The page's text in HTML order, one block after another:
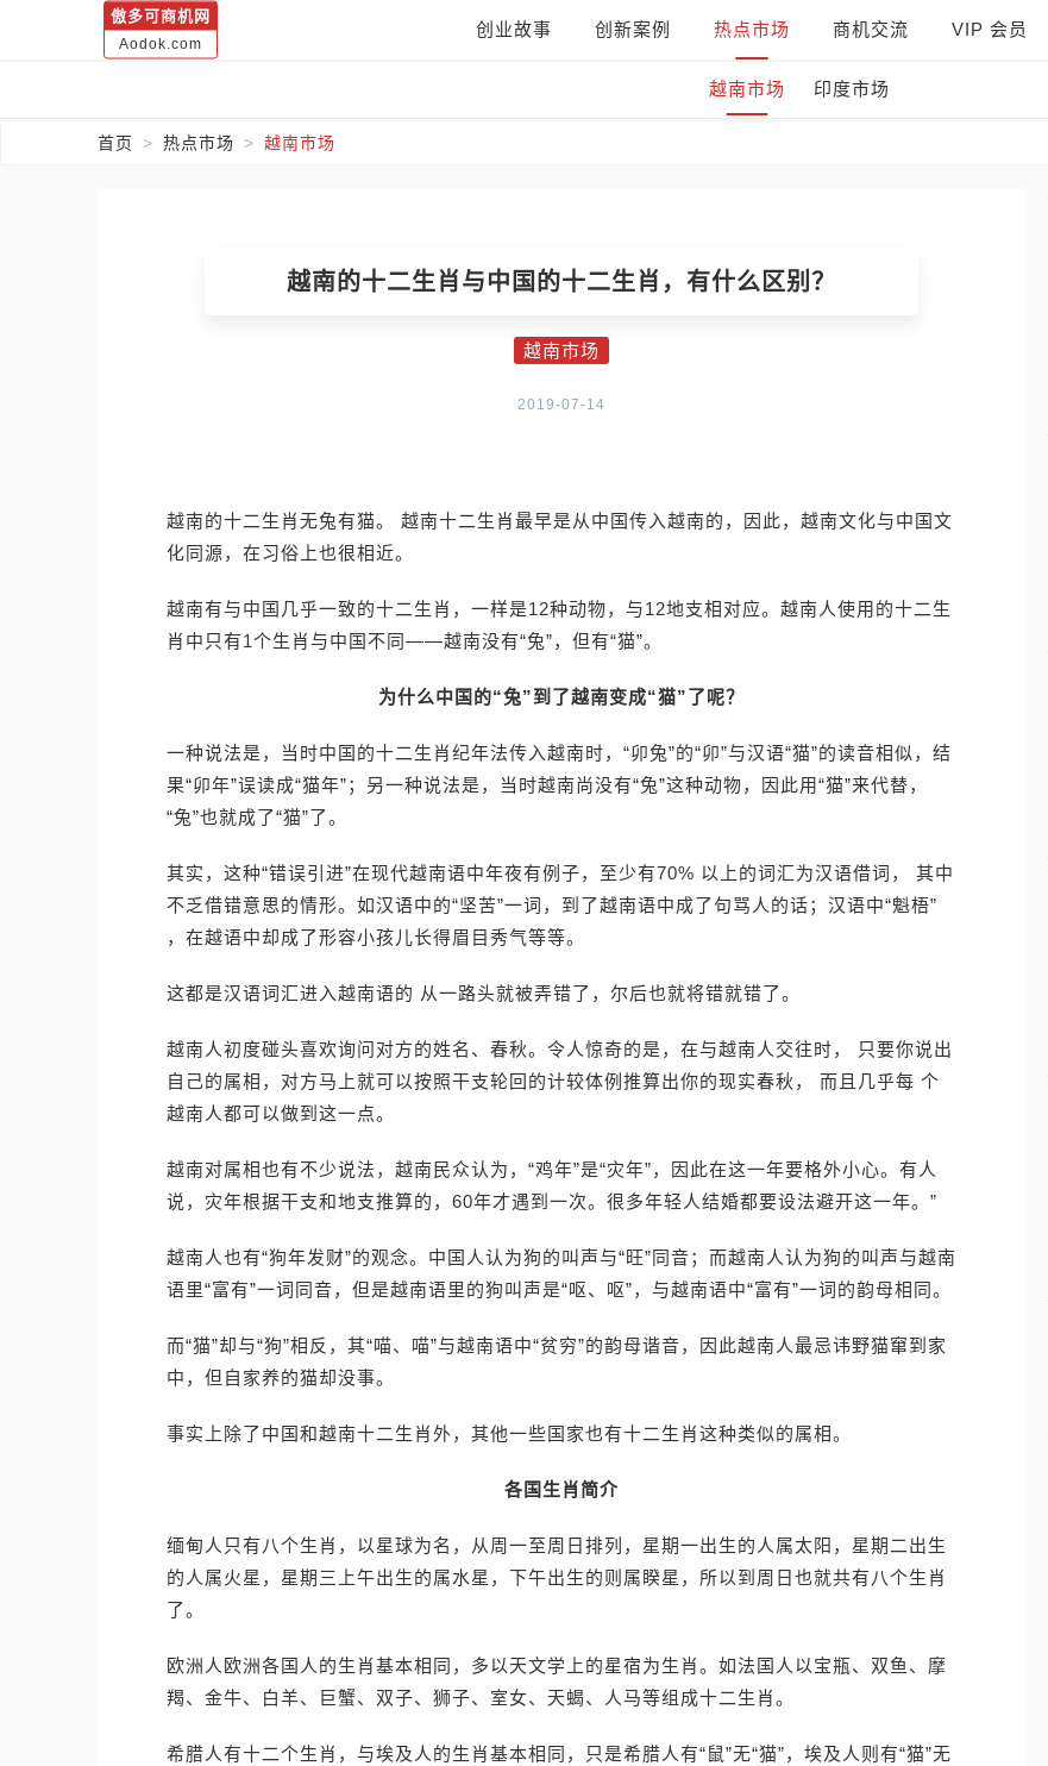
傲多可商机网
Aodok.com
创业故事 创新案例 热点市场 商机交流 VIP 会员
越南市场 印度市场
首页 热点市场 越南市场
越南的十二生肖与中国的十二生肖，有什么区别？
越南市场
2019-07-14
越南的十二生肖无兔有猫。 越南十二生肖最早是从中国传入越南的，因此，越南文化与中国文
化同源，在习俗上也很相近。
越南有与中国几乎一致的十二生肖，一样是12种动物，与12地支相对应。越南人使用的十二生
肖中只有1个生肖与中国不同——越南没有“兔”，但有“猫”。
为什么中国的“兔”到了越南变成“猫”了呢？
一种说法是，当时中国的十二生肖纪年法传入越南时，“卯兔”的“卯”与汉语“猫”的读音相似，结
果“卯年”误读成“猫年”；另一种说法是，当时越南尚没有“兔”这种动物，因此用“猫”来代替，
“兔”也就成了“猫”了。
其实，这种“错误引进”在现代越南语中年夜有例子，至少有70% 以上的词汇为汉语借词， 其中
不乏借错意思的情形。如汉语中的“坚苦”一词，到了越南语中成了句骂人的话；汉语中“魁梧”
，在越语中却成了形容小孩儿长得眉目秀气等等。
这都是汉语词汇进入越南语的 从一路头就被弄错了，尔后也就将错就错了。
越南人初度碰头喜欢询问对方的姓名、春秋。令人惊奇的是，在与越南人交往时， 只要你说出
自己的属相，对方马上就可以按照干支轮回的计较体例推算出你的现实春秋， 而且几乎每 个
越南人都可以做到这一点。
越南对属相也有不少说法，越南民众认为，“鸡年”是“灾年”，因此在这一年要格外小心。有人
说，灾年根据干支和地支推算的，60年才遇到一次。很多年轻人结婚都要设法避开这一年。”
越南人也有“狗年发财”的观念。中国人认为狗的叫声与“旺”同音；而越南人认为狗的叫声与越南
语里“富有”一词同音，但是越南语里的狗叫声是“呕、呕”，与越南语中“富有”一词的韵母相同。
而“猫”却与“狗”相反，其“喵、喵”与越南语中“贫穷”的韵母谐音，因此越南人最忌讳野猫窜到家
中，但自家养的猫却没事。
事实上除了中国和越南十二生肖外，其他一些国家也有十二生肖这种类似的属相。
各国生肖简介
缅甸人只有八个生肖，以星球为名，从周一至周日排列，星期一出生的人属太阳，星期二出生
的人属火星，星期三上午出生的属水星，下午出生的则属睽星，所以到周日也就共有八个生肖
了。
欧洲人欧洲各国人的生肖基本相同，多以天文学上的星宿为生肖。如法国人以宝瓶、双鱼、摩
羯、金牛、白羊、巨蟹、双子、狮子、室女、天蝎、人马等组成十二生肖。
希腊人有十二个生肖，与埃及人的生肖基本相同，只是希腊人有“鼠”无“猫”，埃及人则有“猫”无